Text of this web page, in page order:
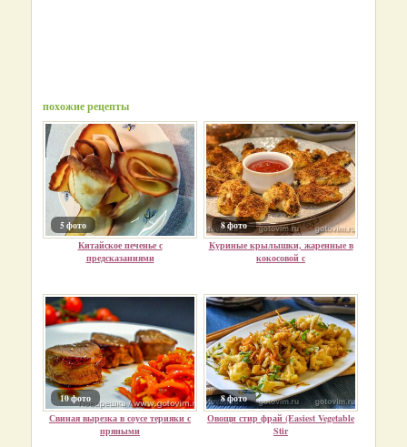
похожие рецепты
5 фото
Китайское печенье с
предсказаниями
8 фото
Куриные крылышки, жаренные в
кокосовой с
10 фото
Свиная вырезка в соусе терияки с
пряными
8 фото
Овощи стир фрай (Easiest Vegetable
Stir